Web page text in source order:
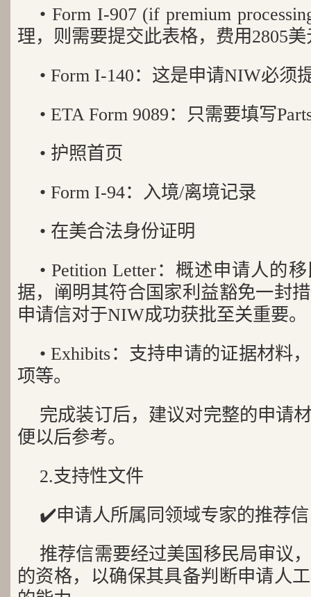
• Form I-907 (if premium
理，则需要提交此表格，费用2805美
• Form I-140：这是申请NIW必须
• ETA Form 9089：只需要填写
• 护照首页
• Form I-94：入境/离境记录
• 在美合法身份证明
• Petition Letter：概述申请人的
据，阐明其符合国家利益豁免一封
申请信对于NIW成功获批至关重要。
• Exhibits：支持申请的证据材料
项等。
完成装订后，建议对完整的申请
便以后参考。
2.支持性文件
✔️申请人所属同领域专家的推荐信
推荐信需要经过美国移民局审议
的资格，以确保其具备判断申请人